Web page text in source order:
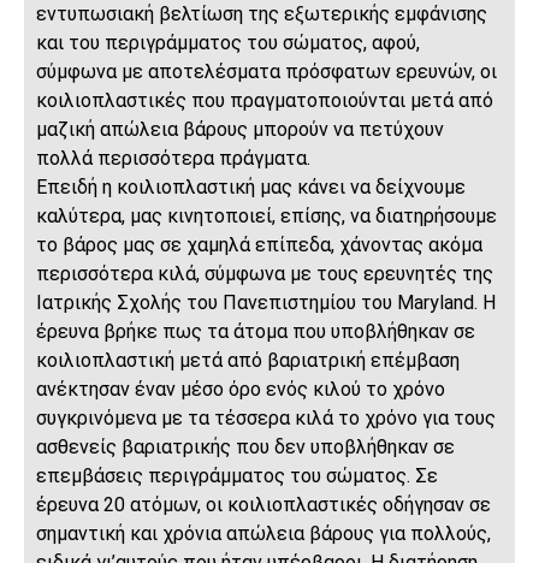
εντυπωσιακή βελτίωση της εξωτερικής εμφάνισης
και του περιγράμματος του σώματος, αφού,
σύμφωνα με αποτελέσματα πρόσφατων ερευνών, οι
κοιλιοπλαστικές που πραγματοποιούνται μετά από
μαζική απώλεια βάρους μπορούν να πετύχουν
πολλά περισσότερα πράγματα.
Επειδή η κοιλιοπλαστική μας κάνει να δείχνουμε
καλύτερα, μας κινητοποιεί, επίσης, να διατηρήσουμε
το βάρος μας σε χαμηλά επίπεδα, χάνοντας ακόμα
περισσότερα κιλά, σύμφωνα με τους ερευνητές της
Ιατρικής Σχολής του Πανεπιστημίου του Maryland. Η
έρευνα βρήκε πως τα άτομα που υποβλήθηκαν σε
κοιλιοπλαστική μετά από βαριατρική επέμβαση
ανέκτησαν έναν μέσο όρο ενός κιλού το χρόνο
συγκρινόμενα με τα τέσσερα κιλά το χρόνο για τους
ασθενείς βαριατρικής που δεν υποβλήθηκαν σε
επεμβάσεις περιγράμματος του σώματος. Σε
έρευνα 20 ατόμων, οι κοιλιοπλαστικές οδήγησαν σε
σημαντική και χρόνια απώλεια βάρους για πολλούς,